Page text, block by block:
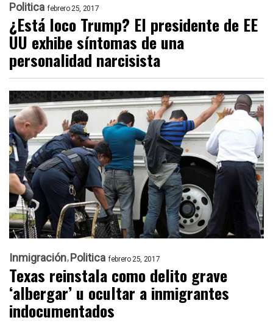
Politica febrero 25, 2017
¿Está loco Trump? El presidente de EE
UU exhibe síntomas de una
personalidad narcisista
Inmigración Politica febrero 25, 2017
Texas reinstala como delito grave
‘albergar’ u ocultar a inmigrantes
indocumentados